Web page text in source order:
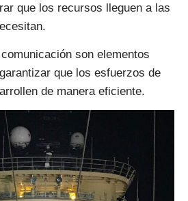
que los recursos lleguen a las
son elementos
que los esfuerzos de
de manera eficiente.